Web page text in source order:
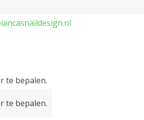
te bepalen.
te bepalen.